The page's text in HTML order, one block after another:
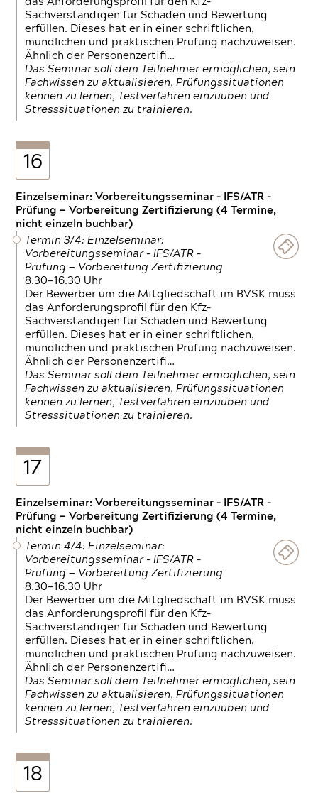
Sachverständigen für Schäden und Bewertung
erfüllen. Dieses hat er in einer schriftlichen,
mündlichen und praktischen Prüfung nachzuweisen.
Ähnlich der Personenzertifi…
Das Seminar soll dem Teilnehmer ermöglichen, sein
Fachwissen zu aktualisieren, Prüfungssituationen
kennen zu lernen, Testverfahren einzuüben und
Stresssituationen zu trainieren.
16
Einzelseminar: Vorbereitungsseminar - IFS/ATR -
Prüfung — Vorbereitung Zertifizierung (4 Termine,
nicht einzeln buchbar)
Termin 3/4: Einzelseminar:
Vorbereitungsseminar - IFS/ATR -
Prüfung — Vorbereitung Zertifizierung
8.30—16.30 Uhr
Der Bewerber um die Mitgliedschaft im BVSK muss
das Anforderungsprofil für den Kfz-
Sachverständigen für Schäden und Bewertung
erfüllen. Dieses hat er in einer schriftlichen,
mündlichen und praktischen Prüfung nachzuweisen.
Ähnlich der Personenzertifi…
Das Seminar soll dem Teilnehmer ermöglichen, sein
Fachwissen zu aktualisieren, Prüfungssituationen
kennen zu lernen, Testverfahren einzuüben und
Stresssituationen zu trainieren.
17
Einzelseminar: Vorbereitungsseminar - IFS/ATR -
Prüfung — Vorbereitung Zertifizierung (4 Termine,
nicht einzeln buchbar)
Termin 4/4: Einzelseminar:
Vorbereitungsseminar - IFS/ATR -
Prüfung — Vorbereitung Zertifizierung
8.30—16.30 Uhr
Der Bewerber um die Mitgliedschaft im BVSK muss
das Anforderungsprofil für den Kfz-
Sachverständigen für Schäden und Bewertung
erfüllen. Dieses hat er in einer schriftlichen,
mündlichen und praktischen Prüfung nachzuweisen.
Ähnlich der Personenzertifi…
Das Seminar soll dem Teilnehmer ermöglichen, sein
Fachwissen zu aktualisieren, Prüfungssituationen
kennen zu lernen, Testverfahren einzuüben und
Stresssituationen zu trainieren.
18